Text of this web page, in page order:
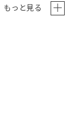
もっと見る